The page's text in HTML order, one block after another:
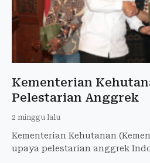
Kementerian
Pelestarian Anggrek
2 minggu lalu
Kementerian Kehutanan
upaya pelestarian anggrek